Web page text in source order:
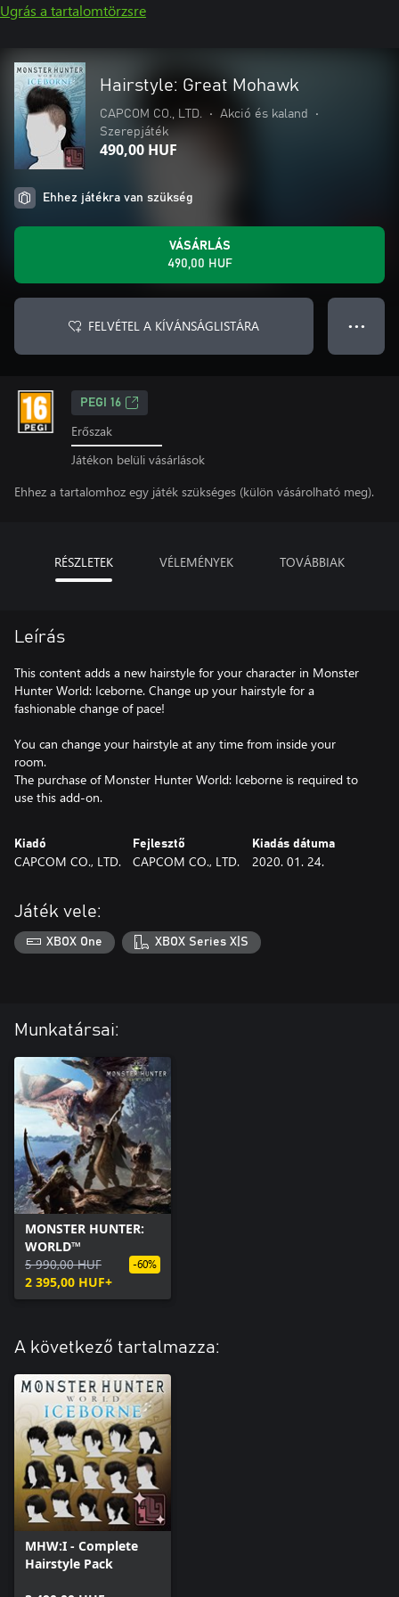
Ugrás a tartalomtörzsre
Hairstyle: Great Mohawk
CAPCOM CO., LTD. • Akció és kaland
•
Szerepjáték
490,00 HUF
Ehhez játékra van szükség
VÁSÁRLÁS
490,00 HUF
FELVÉTEL A KÍVÁNSÁGLISTÁRA ● ● ●
PEGI 16
Erőszak
Játékon belüli vásárlások
Ehhez a tartalomhoz egy játék szükséges (külön vásárolható meg).
RÉSZLETEK VÉLEMÉNYEK TOVÁBBIAK
Leírás
This content adds a new hairstyle for your character in Monster
Hunter World: Iceborne. Change up your hairstyle for a
fashionable change of pace!
You can change your hairstyle at any time from inside your
room.
The purchase of Monster Hunter World: Iceborne is required to
use this add-on.
Kiadó
CAPCOM CO., LTD.
Fejlesztő
CAPCOM CO., LTD.
Kiadás dátuma
2020. 01. 24.
Játék vele:
XBOX One XBOX Series X|S
Munkatársai:
MONSTER HUNTER:
WORLD™
5 990,00 HUF
2 395,00 HUF+
-60%
A következő tartalmazza:
MHW:I - Complete
Hairstyle Pack